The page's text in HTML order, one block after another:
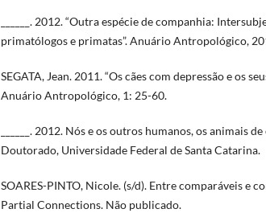
______. 2012. “Outra espécie de companhia:
primatólogos e primatas”. Anuário Antropológico,
SEGATA, Jean. 2011. “Os cães com depressão e os
Anuário Antropológico, 1: 25-60.
______. 2012. Nós e os outros humanos, os animais
Doutorado, Universidade Federal de Santa Catarina.
SOARES-PINTO, Nicole. (s/d). Entre comparáveis e
Partial Connections. Não publicado.